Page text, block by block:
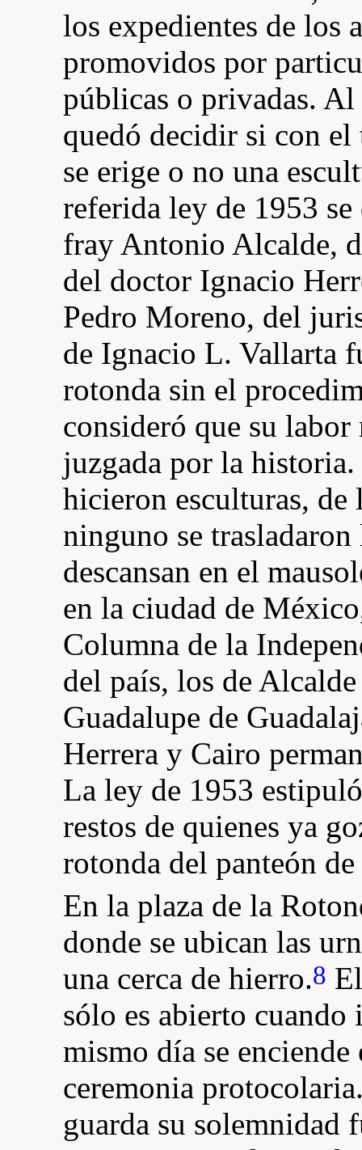
los expedientes de los
promovidos por
públicas o privadas.
quedó decidir si con el
se erige o no una
referida ley de 1953
fray Antonio Alcalde,
del doctor Ignacio
Pedro Moreno, del
de Ignacio L. Vallarta
rotonda sin el
consideró que su
juzgada por la
hicieron esculturas, de
ninguno se
descansan en el
en la ciudad de
Columna de la
del país, los de
Guadalupe de
Herrera y Cairo
La ley de 1953
restos de quienes ya
rotonda del panteón
En la plaza de la
donde se ubican las
una cerca de hierro.8
sólo es abierto cuando
mismo día se
ceremonia
guarda su solemnidad